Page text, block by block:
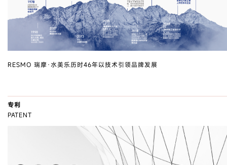
RESMO 瑞摩·水美乐历时46年以技术引领品牌发展
专利
PATENT